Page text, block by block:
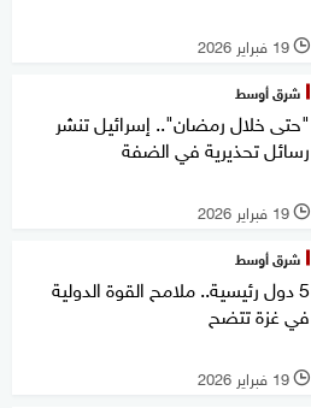
l 19 فبراير 2026
شرق أوسط
"حتى خلال رمضان".. إسرائيل تنشر
رسائل تحذيرية في الضفة
l 19 فبراير 2026
شرق أوسط
5 دول رئيسية.. ملامح القوة الدولية
في غزة تتضح
l 19 فبراير 2026